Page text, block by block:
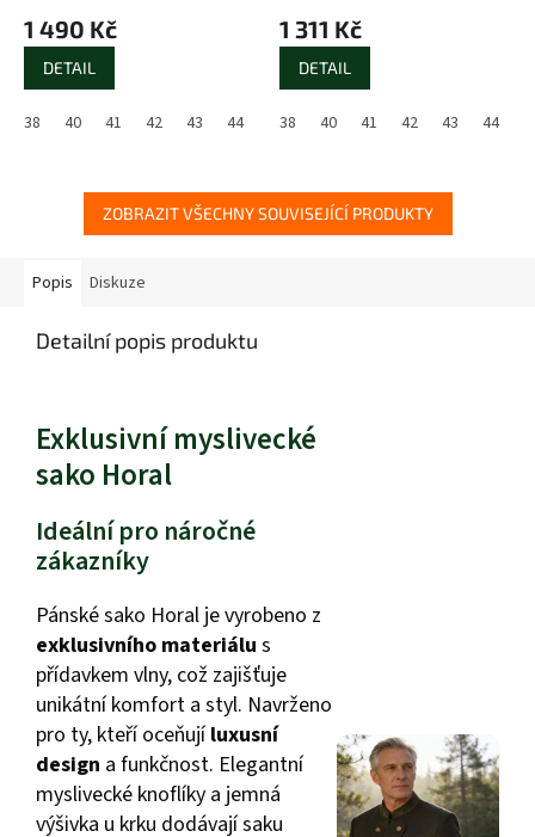
1 490 Kč
DETAIL
38 40 41 42 43 44 45 46 47 48
1 311 Kč
DETAIL
38 40 41 42 43 44
ZOBRAZIT VŠECHNY SOUVISEJÍCÍ PRODUKTY
Popis Diskuze
Detailní popis produktu
Exklusivní myslivecké
sako Horal
Ideální pro náročné
zákazníky
Pánské sako Horal je vyrobeno z
exklusivního materiálu s
přídavkem vlny, což zajišťuje
unikátní komfort a styl. Navrženo
pro ty, kteří oceňujíluxusní
design a funkčnost. Elegantní
myslivecké knoflíky a jemná
výšivka u krku dodávají saku